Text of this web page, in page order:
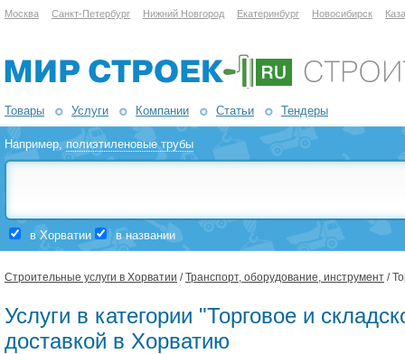
Москва Санкт-Петербург Нижний Новгород Екатеринбург Новосибирск
Товары Услуги Компании Статьи Тендеры
Например,полиэтиленовые трубы
в Хорватии в названии
Строительные услуги в Хорватии /Транспорт, оборудование, инструмент /
Услуги в категории "Торговое и
доставкой в Хорватию